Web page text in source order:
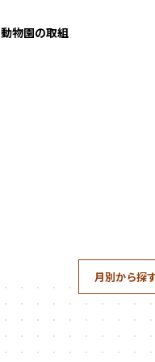
動物園の取組